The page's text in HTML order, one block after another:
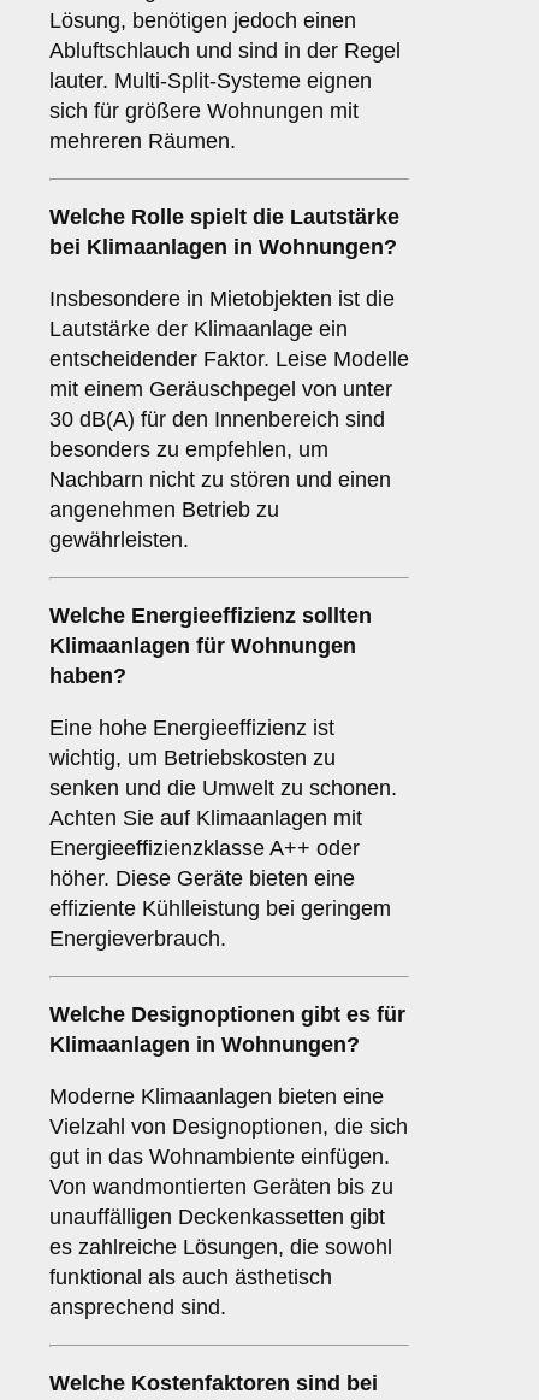
Lösung, benötigen jedoch einen
Abluftschlauch und sind in der Regel
lauter. Multi-Split-Systeme eignen
sich für größere Wohnungen mit
mehreren Räumen.
Welche Rolle spielt die Lautstärke
bei Klimaanlagen in Wohnungen?
Insbesondere in Mietobjekten ist die
Lautstärke der Klimaanlage ein
entscheidender Faktor. Leise Modelle
mit einem Geräuschpegel von unter
30 dB(A) für den Innenbereich sind
besonders zu empfehlen, um
Nachbarn nicht zu stören und einen
angenehmen Betrieb zu
gewährleisten.
Welche Energieeffizienz sollten
Klimaanlagen für Wohnungen
haben?
Eine hohe Energieeffizienz ist
wichtig, um Betriebskosten zu
senken und die Umwelt zu schonen.
Achten Sie auf Klimaanlagen mit
Energieeffizienzklasse A++ oder
höher. Diese Geräte bieten eine
effiziente Kühlleistung bei geringem
Energieverbrauch.
Welche Designoptionen gibt es für
Klimaanlagen in Wohnungen?
Moderne Klimaanlagen bieten eine
Vielzahl von Designoptionen, die sich
gut in das Wohnambiente einfügen.
Von wandmontierten Geräten bis zu
unauffälligen Deckenkassetten gibt
es zahlreiche Lösungen, die sowohl
funktional als auch ästhetisch
ansprechend sind.
Welche Kostenfaktoren sind bei